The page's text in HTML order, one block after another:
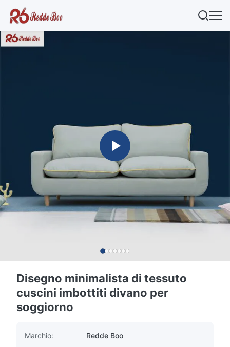
Disegno minimalista di tessuto
cuscini imbottiti divano per
soggiorno
Marchio:
Redde Boo